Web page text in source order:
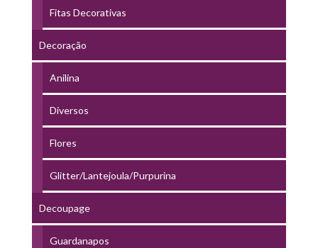
Fitas Decorativas
Decoração
Anilina
Diversos
Flores
Glitter/Lantejoula/Purpurina
Decoupage
Guardanapos